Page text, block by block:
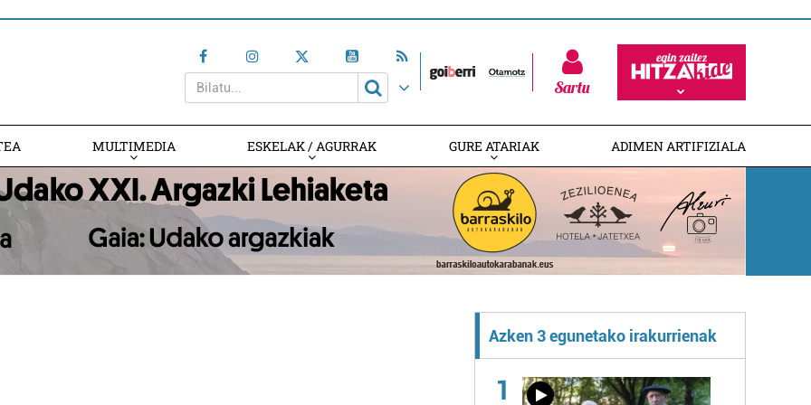
Sartu
MULTIMEDIA ESKELAK / AGURRAK GURE ATARIAK ADIMEN ARTIFIZIALA
Azken 3 egunetako irakurrienak
1